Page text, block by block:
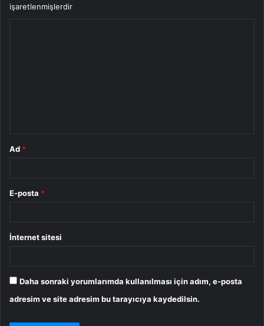
işaretlenmişlerdir
Ad *
E-posta *
İnternet sitesi
Daha sonraki yorumlarımda kullanılması için adım, e-posta
adresim ve site adresim bu tarayıcıya kaydedilsin.